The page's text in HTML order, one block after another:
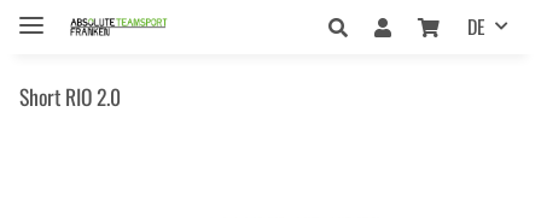
DE
Short RIO 2.0